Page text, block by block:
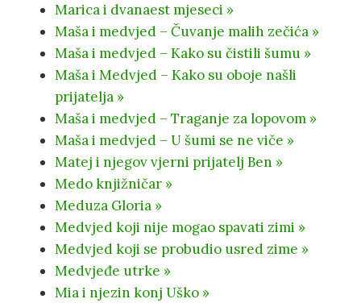
Marica i dvanaest mjeseci »
Maša i medvjed – Čuvanje malih zečića »
Maša i medvjed – Kako su čistili šumu »
Maša i Medvjed – Kako su oboje našli
prijatelja »
Maša i medvjed – Traganje za lopovom »
Maša i medvjed – U šumi se ne viče »
Matej i njegov vjerni prijatelj Ben »
Medo knjižničar »
Meduza Gloria »
Medvjed koji nije mogao spavati zimi »
Medvjed koji se probudio usred zime »
Medvjeđe utrke »
Mia i njezin konj Uško »